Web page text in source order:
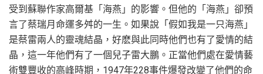
受到蘇聯作家高爾基「海燕」的影響。但他的「海燕」卻預
言了蔡瑞月命運多舛的一生。如果說「假如我是一只海燕」
是蔡雷兩人的靈魂結晶，好麽與此同時他們也有了愛情的結
晶，這一年他們有了一個兒子雷大鵬。正當他們處在愛情藝
術雙豐收的高峰時期，1947年228事件爆發改變了他們的命